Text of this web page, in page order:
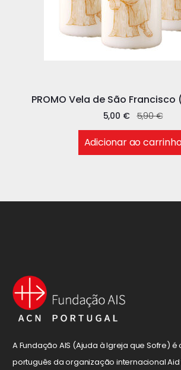
PROMO Vela de São
5,90€
5,00 €
Adicionar ao
A Fundação AIS (Ajuda à Igreja que Sofre)
português da organização internacional Aid